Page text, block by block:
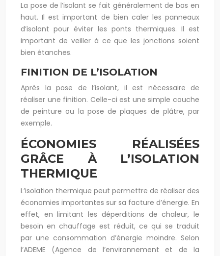
La pose de l’isolant se fait généralement de bas en
haut. Il est important de bien caler les panneaux
d’isolant pour éviter les ponts thermiques. Il est
important de veiller à ce que les jonctions soient
bien étanches.
FINITION DE L’ISOLATION
Après la pose de l’isolant, il est nécessaire de
réaliser une finition. Celle-ci est une simple couche
de peinture ou la pose de plaques de plâtre, par
exemple.
ÉCONOMIES RÉALISÉES
GRÂCE À L’ISOLATION
THERMIQUE
L’isolation thermique peut permettre de réaliser des
économies importantes sur sa facture d’énergie. En
effet, en limitant les déperditions de chaleur, le
besoin en chauffage est réduit, ce qui se traduit
par une consommation d’énergie moindre. Selon
l’ADEME (Agence de l’environnement et de la